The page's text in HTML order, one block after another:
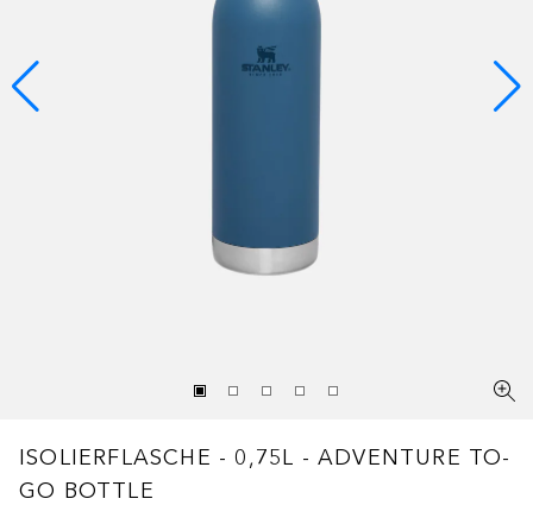
ISOLIERFLASCHE - 0,75L - ADVENTURE TO-
GO BOTTLE